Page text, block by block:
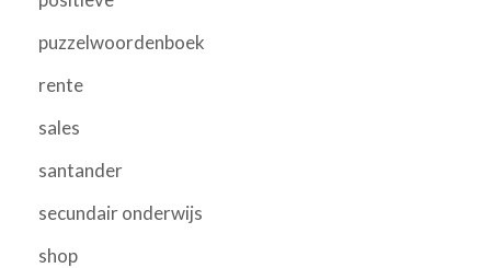
puzzelwoordenboek
rente
sales
santander
secundair onderwijs
shop